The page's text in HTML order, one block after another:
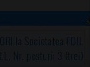
la Societatea EDIL
Nr. posturi: 3 (trei)